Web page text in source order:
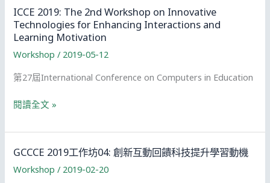
習
科
技
與
機
究
徵
科
ICCE 2019: The 2nd Workshop on Innovative
Technologies for Enhancing Interactions and
Learning Motivation
Workshop / 2019-05-12
第27屆International Conference on Computers in Education
ICCE
The
2nd
on
閱讀全文 »
GCCCE 2019工作坊04: 創新互動回饋科技提升學習動機
Workshop / 2019-02-20